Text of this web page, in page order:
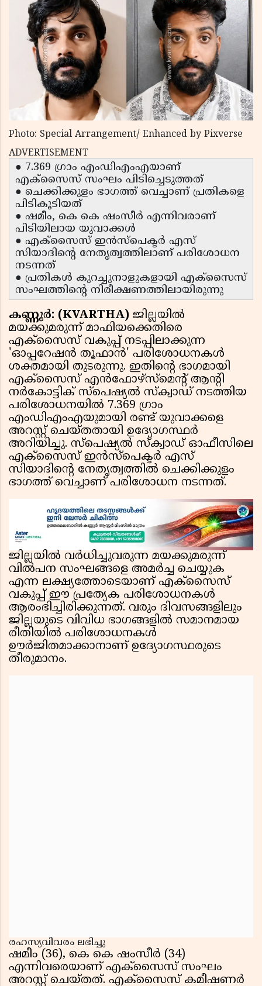
Photo: Special Arrangement/ Enhanced by Pixverse
ADVERTISEMENT
● 7.369 ഗ്രാം എംഡിഎംഎയാണ്
എക്സൈസ് സംഘം പിടിച്ചെടുത്തത്
● ചെക്കിക്കുളം ഭാഗത്ത് വെച്ചാണ് പ്രതികളെ
പിടികൂടിയത്
● ഷമീം, കെ കെ ഷംസീർ എന്നിവരാണ്
പിടിയിലായ യുവാക്കൾ
● എക്സൈസ് ഇൻസ്‌പെക്ടർ എസ്
സിയാദിൻ്റെ നേതൃത്വത്തിലാണ് പരിശോധന
നടന്നത്
● പ്രതികൾ കുറച്ചുനാളുകളായി എക്സൈസ്
സംഘത്തിൻ്റെ നിരീക്ഷണത്തിലായിരുന്നു
കണ്ണൂർ: (KVARTHA) ജില്ലയിൽ
മയക്കുമരുന്ന് മാഫിയക്കെതിരെ
എക്സൈസ് വകുപ്പ് നടപ്പിലാക്കുന്ന
'ഓപ്പറേഷൻ തൂഫാൻ' പരിശോധനകൾ
ശക്തമായി തുടരുന്നു. ഇതിൻ്റെ ഭാഗമായി
എക്സൈസ് എൻഫോഴ്‌സ്‌മെൻ്റ് ആൻ്റി
നർകോട്ടിക് സ്പെഷ്യൽ സ്ക്വാഡ് നടത്തിയ
പരിശോധനയിൽ 7.369 ഗ്രാം
എംഡിഎംഎയുമായി രണ്ട് യുവാക്കളെ
അറസ്റ്റ് ചെയ്തതായി ഉദ്യോഗസ്ഥർ
അറിയിച്ചു. സ്പെഷ്യൽ സ്ക്വാഡ് ഓഫീസിലെ
എക്സൈസ് ഇൻസ്‌പെക്ടർ എസ്
സിയാദിൻ്റെ നേതൃത്വത്തിൽ ചെക്കിക്കുളം
ഭാഗത്ത് വെച്ചാണ് പരിശോധന നടന്നത്.
ജില്ലയിൽ വർധിച്ചുവരുന്ന മയക്കുമരുന്ന്
വിൽപന സംഘങ്ങളെ അമർച്ച ചെയ്യുക
എന്ന ലക്ഷ്യത്തോടെയാണ് എക്സൈസ്
വകുപ്പ് ഈ പ്രത്യേക പരിശോധനകൾ
ആരംഭിച്ചിരിക്കുന്നത്. വരും ദിവസങ്ങളിലും
ജില്ലയുടെ വിവിധ ഭാഗങ്ങളിൽ സമാനമായ
രീതിയിൽ പരിശോധനകൾ
ഊർജിതമാക്കാനാണ് ഉദ്യോഗസ്ഥരുടെ
തീരുമാനം.
രഹസ്യവിവരം ലഭിച്ചു
ഷമീം (36), കെ കെ ഷംസീർ (34)
എന്നിവരെയാണ് എക്സൈസ് സംഘം
അറസ്റ്റ് ചെയ്തത്. എക്സൈസ് കമീഷണർ